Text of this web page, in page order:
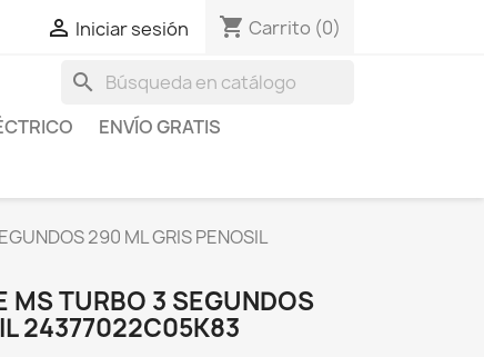
 Iniciar sesión shopping_cart Carrito (0)
search
ENVÍO GRATIS
290 ML GRIS PENOSIL
MS TURBO 3 SEGUNDOS
24377022C05K83